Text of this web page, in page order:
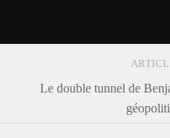
Le double tunnel de